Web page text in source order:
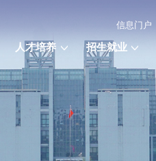
信息门户
人才培养 招生就业